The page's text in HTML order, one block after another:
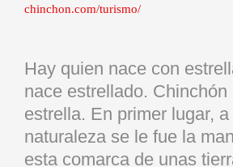
chinchon.com/turismo/
Hay quien nace con
nace estrellado. Chinchón
estrella. En primer lugar,
naturaleza se le fue la
esta comarca de unas